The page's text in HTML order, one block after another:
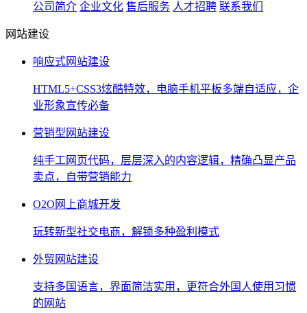
公司简介 企业文化 售后服务 人才招聘 联系我们
网站建设
响应式网站建设
HTML5+CSS3炫酷特效，电脑手机平板多端自适应，企
业形象宣传必备
营销型网站建设
纯手工网页代码，层层深入的内容逻辑，精确凸显产品
卖点，自带营销能力
O2O网上商城开发
玩转新型社交电商，解锁多种盈利模式
外贸网站建设
支持多国语言，界面简洁实用，更符合外国人使用习惯
的网站